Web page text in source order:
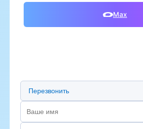
Max
Предпочтительный способ связи